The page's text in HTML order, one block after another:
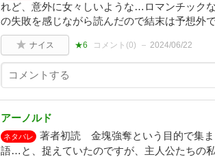
れど、意外に女々しいような…ロマンチック
の失敗を感じながら読んだので結末は予想外で
ナイス ★6 コメント(0) 2024/06/22
アーノルド
ネタバレ
著者初読 金塊強奪という目的で集
語…と、捉えていたのですが、主人公たちの